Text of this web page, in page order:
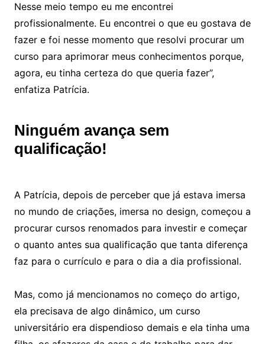
Nesse meio tempo eu me encontrei
profissionalmente. Eu encontrei o que eu gostava de
fazer e foi nesse momento que resolvi procurar um
curso para aprimorar meus conhecimentos porque,
agora, eu tinha certeza do que queria fazer”,
enfatiza Patrícia.
Ninguém avança sem
qualificação!
A Patrícia, depois de perceber que já estava imersa
no mundo de criações, imersa no design, começou a
procurar cursos renomados para investir e começar
o quanto antes sua qualificação que tanta diferença
faz para o currículo e para o dia a dia profissional.
Mas, como já mencionamos no começo do artigo,
ela precisava de algo dinâmico, um curso
universitário era dispendioso demais e ela tinha uma